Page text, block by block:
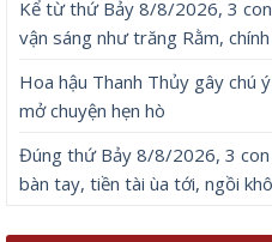
Kể từ thứ Bảy 8/8/2026, 3
vận sáng như trăng Rằm,
Hoa hậu Thanh Thủy gây chú
mở chuyện hẹn hò
Đúng thứ Bảy 8/8/2026, 3
bàn tay, tiền tài ùa tới, ngồi